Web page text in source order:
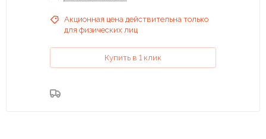
Акционная цена действительна только
для физических лиц
Купить в 1 клик